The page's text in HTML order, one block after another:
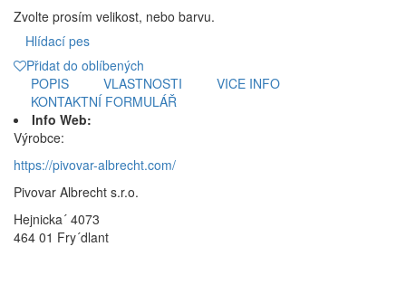
Zvolte prosím velikost, nebo barvu.
Hlídací pes
Přidat do oblíbených
POPIS
VLASTNOSTI
VICE INFO
KONTAKTNÍ FORMULÁŘ
Info Web:
Výrobce:
https://pivovar-albrecht.com/
Pivovar Albrecht s.r.o.
Hejnicka´ 4073
464 01 Fry´dlant